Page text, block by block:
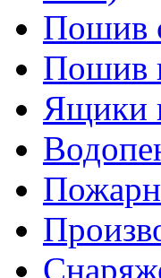
Пошив
Пошив
Ящики